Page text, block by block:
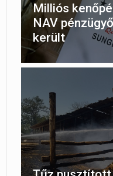
Milliós
NAV
került